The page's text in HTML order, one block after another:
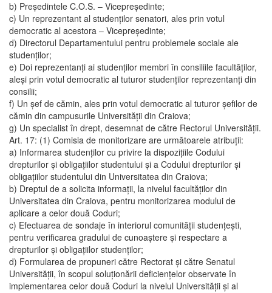
b) Preşedintele C.O.S. – Vicepreşedinte;
c) Un reprezentant al studenţilor senatori, ales prin votul
democratic al acestora – Vicepreşedinte;
d) Directorul Departamentului pentru problemele sociale ale
studenţilor;
e) Doi reprezentanţi ai studenţilor membri în consiliile facultăţilor,
aleşi prin votul democratic al tuturor studenţilor reprezentanţi din
consilii;
f) Un şef de cămin, ales prin votul democratic al tuturor şefilor de
cămin din campusurile Universităţii din Craiova;
g) Un specialist în drept, desemnat de către Rectorul Universităţii.
Art. 17: (1) Comisia de monitorizare are următoarele atribuţii:
a) Informarea studenţilor cu privire la dispoziţiile Codului
drepturilor şi obligaţiilor studentului şi a Codului drepturilor şi
obligaţiilor studentului din Universitatea din Craiova;
b) Dreptul de a solicita informaţii, la nivelul facultăţilor din
Universitatea din Craiova, pentru monitorizarea modului de
aplicare a celor două Coduri;
c) Efectuarea de sondaje în interiorul comunităţii studenţeşti,
pentru verificarea gradului de cunoaştere şi respectare a
drepturilor şi obligaţiilor studenţilor;
d) Formularea de propuneri către Rectorat şi către Senatul
Universităţii, în scopul soluţionării deficienţelor observate în
implementarea celor două Coduri la nivelul Universităţii şi al